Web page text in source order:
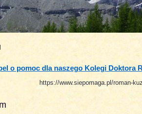
o pomoc dla naszego Kolegi Doktora
https://www.siepomaga.pl/roman-